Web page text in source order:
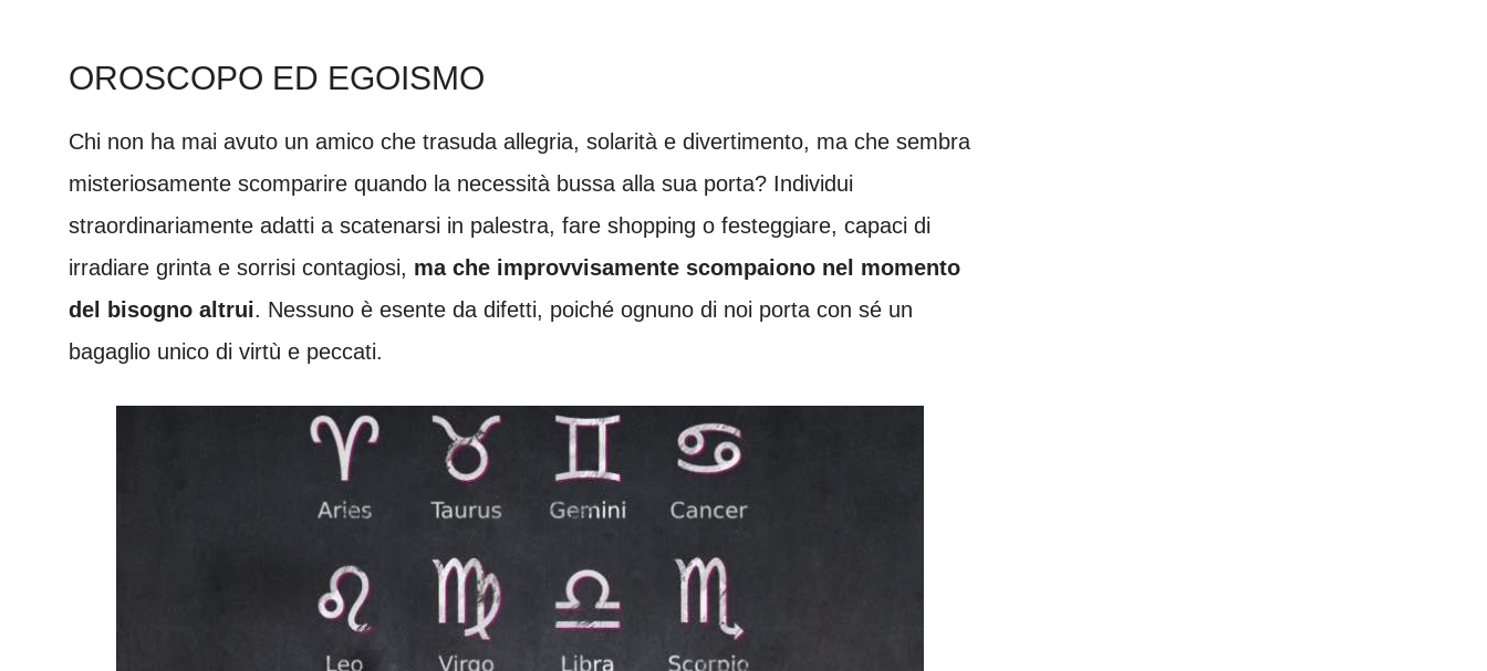
OROSCOPO ED EGOISMO
Chi non ha mai avuto un amico che trasuda allegria, solarità e divertimento, ma che sembra
misteriosamente scomparire quando la necessità bussa alla sua porta? Individui
straordinariamente adatti a scatenarsi in palestra, fare shopping o festeggiare, capaci di
irradiare grinta e sorrisi contagiosi, ma che improvvisamente scompaiono nel momento
del bisogno altrui. Nessuno è esente da difetti, poiché ognuno di noi porta con sé un
bagaglio unico di virtù e peccati.